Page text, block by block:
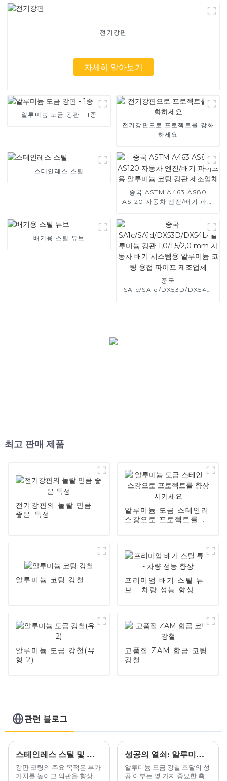
전기강판
자세히 알아보기
알루미늄 도금 강판 - 1종
전기강판으로 프로젝트를 강화
하세요
스테인레스 스틸
중국 ASTM A463 AS80
AS120 자동차 엔진/배기 파이
배기용 스틸 튜브
중국
SA1c/SA1d/DX53D/DX54D
최고 판매 제품
전기강판의 놀랄 만큼
좋은 특성
알루미늄 도금 스테인리
스강으로 프로젝트를 향
알루미늄 코팅 강철
프리미엄 배기 스틸 튜
브 - 차량 성능 향상
알루미늄 도금 강철(유
형 2)
고품질 ZAM 합금 코팅
강철
관련 블로그
스테인레스 스틸 및 알루미늄 대체품을 찾고 계십니까?
강판 코팅의 주요 목적은 부가
가치를 높이고 외관을 향상시
성공의 열쇠: 알루미늄 도금 강철 조달의 주요 측면
알루미늄 도금 강철 조달의 성
공 여부는 몇 가지 중요한 측면